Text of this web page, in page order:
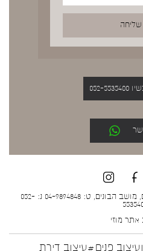
הילית קרש עיצוב ואדריכלות פנים, מושב הבונים, ט: 04-9894848 נ: 052-
אתר מוזי
פנים#עיצוב דירת